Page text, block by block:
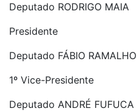
Deputado RODRIGO MAIA
Presidente
Deputado FÁBIO RAMALHO
1º Vice-Presidente
Deputado ANDRÉ FUFUCA